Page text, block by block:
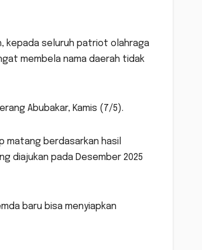
kepada seluruh patriot olahraga
membela nama daerah tidak
Abubakar, Kamis (7/5).
matang berdasarkan hasil
diajukan pada Desember 2025
baru bisa menyiapkan